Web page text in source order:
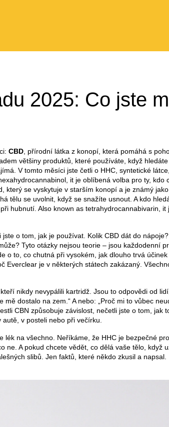
2025: Co jste
CBD přírodní látka z konopí, která pomáhá s
většiny produktů, které používáte, když
V tomto měsíci jste četli o HHC syntetické
, it je oblíbená volba pro ty, kdo
který se vyskytuje v starším konopí a je známý
tělu se uvolnit, když se snažíte usnout A kdo
hubnutí . Also known as tetrahydrocannabivarin , it
o tom, jak je používat. Kolik CBD dát do
Tyto otázky nejsou teorie – jsou každodenní
o to, co chutná při vysokém, jak dlouho trvá
Everclear je v některých státech zakázaný.
nikdy nevypálili kartridž. Jsou to odpovědi od
mě dostalo na zem.“ A nebo: „Proč mi to vůbec
CBN způsobuje závislost, nečetli jste o tom, jak
v posteli nebo při večírku.
na všechno. Neříkáme, že HHC je bezpečné
ne. A pokud chcete vědět, co dělá vaše tělo, když
slibů. Jen faktů, které někdo zkusil a napsal.